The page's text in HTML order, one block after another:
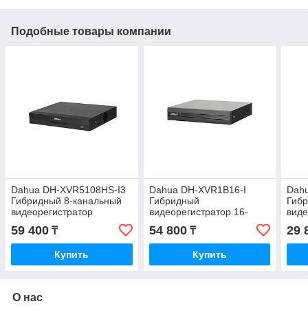
Подобные товары компании
Dahua DH-XVR5108HS-I3
Гибридный 8-канальный
видеорегистратор
59 400 ₸
Купить
Dahua DH-XVR1B16-I
Гибридный
видеорегистратор 16-
канальный
54 800₸
Купить
29
О нас